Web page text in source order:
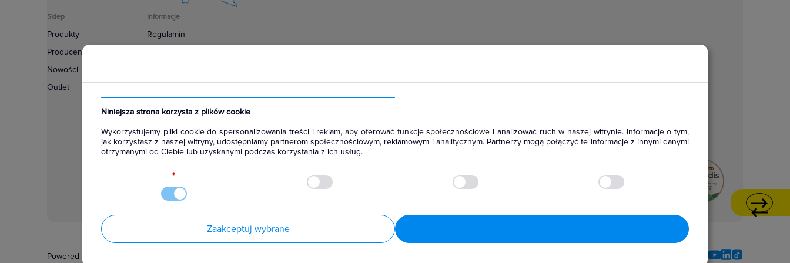
Niniejsza strona korzysta z plików cookie
Wykorzystujemy pliki cookie do spersonalizowania treści i reklam, aby oferować funkcje społecznościowe i analizować ruch w naszej witrynie. Informacje o tym,
jak korzystasz z naszej witryny, udostępniamy partnerom społecznościowym, reklamowym i analitycznym. Partnerzy mogą połączyć te informacje z innymi danymi
otrzymanymi od Ciebie lub uzyskanymi podczas korzystania z ich usług.
*
Zaakceptuj wybrane
Sklep
Produkty
Producenci
Nowości
Outlet
Informacje
Regulamin
Konfiguratory
Najczęściej zadawane pytania
Powered by